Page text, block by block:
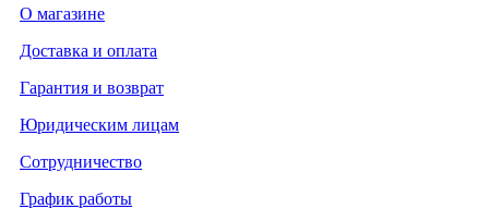
О магазине
Доставка и оплата
Гарантия и возврат
Юридическим лицам
Сотрудничество
График работы